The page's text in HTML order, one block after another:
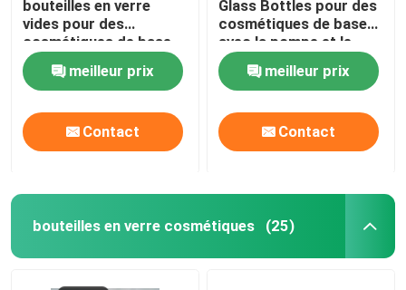
bouteilles en verre
vides pour des
cosmétiques de base
avec la pompe et le
chapeau de POIDS
meilleur prix
Contact
Glass Bottles pour des
cosmétiques de base
avec la pompe et le
chapeau de POIDS
meilleur prix
Contact
bouteilles en verre cosmétiques (25)